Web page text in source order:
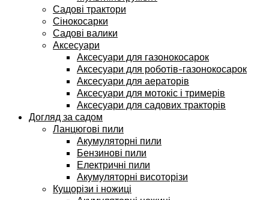
Садові трактори
Сінокосарки
Садові валики
Аксесуари
Аксесуари для газонокосарок
Аксесуари для роботів-газонокосарок
Аксесуари для аераторів
Аксесуари для мотокіс і тримерів
Аксесуари для садових тракторів
Догляд за садом
Ланцюгові пили
Акумуляторні пили
Бензинові пили
Електричні пили
Акумуляторні висоторізи
Кущорізи і ножиці